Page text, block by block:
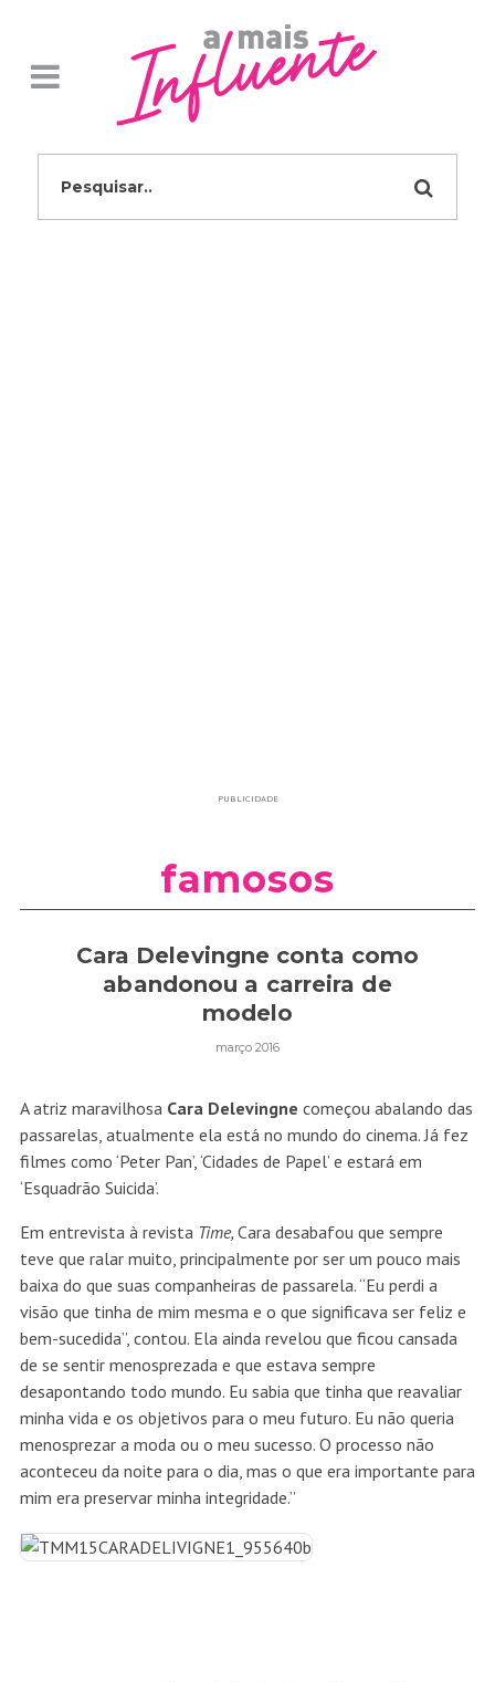
PUBLICIDADE
famosos
Cara Delevingne conta como
abandonou a carreira de
modelo
março 2016
A atriz maravilhosa Cara Delevingne começou abalando das
passarelas, atualmente ela está no mundo do cinema. Já fez
filmes como ‘Peter Pan’, ‘Cidades de Papel’ e estará em
‘Esquadrão Suicida’.
Em entrevista à revista Time, Cara desabafou que sempre
teve que ralar muito, principalmente por ser um pouco mais
baixa do que suas companheiras de passarela. “Eu perdi a
visão que tinha de mim mesma e o que significava ser feliz e
bem-sucedida”, contou. Ela ainda revelou que ficou cansada
de se sentir menosprezada e que estava sempre
desapontando todo mundo. Eu sabia que tinha que reavaliar
minha vida e os objetivos para o meu futuro. Eu não queria
menosprezar a moda ou o meu sucesso. O processo não
aconteceu da noite para o dia, mas o que era importante para
mim era preservar minha integridade.”